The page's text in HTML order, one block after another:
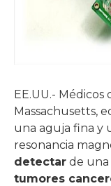
EE.UU.-
Massachusetts,
una aguja fina y
resonancia
detectar de una
tumores